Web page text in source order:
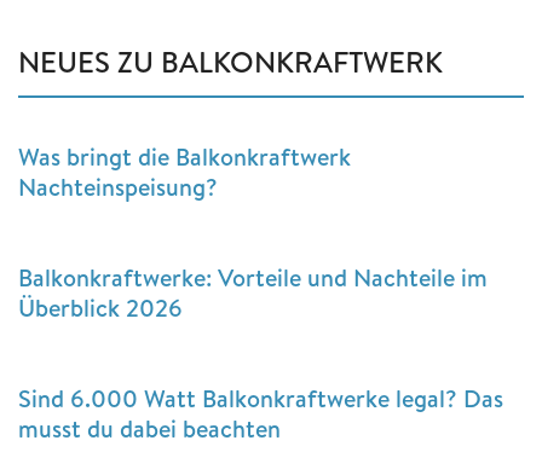
NEUES ZU BALKONKRAFTWERK
Was bringt die Balkonkraftwerk
Nachteinspeisung?
Balkonkraftwerke: Vorteile und Nachteile im
Überblick 2026
Sind 6.000 Watt Balkonkraftwerke legal? Das
musst du dabei beachten